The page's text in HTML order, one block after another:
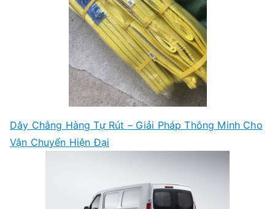
Dây Chằng Hàng Tự Rút – Giải Pháp Thông Minh Cho
Vận Chuyển Hiện Đại